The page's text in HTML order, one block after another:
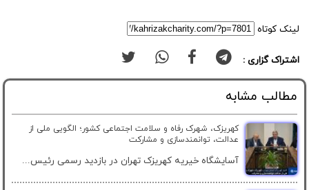
لینک کوتاه
اشتراک گزاری :
مطالب مشابه
کهریزک، شهرک رفاه و سلامت اجتماعی کشور؛ الگویی ملی از
عدالت، توانمندسازی و مشارکت
آسایشگاه خیریه کهریزک تهران در بازدید رسمی رئیس...